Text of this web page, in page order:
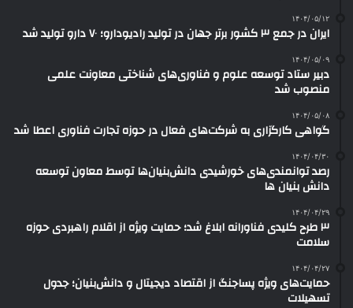
۱۴۰۴/۰۵/۱۲
ایران در جمع ۳ کشور برتر جهان در تولید رادیودارو؛ ۷۰ دارو تولید شد
۱۴۰۴/۰۵/۰۹
دبیر ستاد توسعه علوم و فناوری‌های شناختی معاونت علمی
منصوب شد
۱۴۰۴/۰۵/۰۸
گواهی کارگزاری به شرکت‌های فعال در حوزه تجارت فناوری اعطا شد
۱۴۰۴/۰۴/۳۰
رصد توانمندی‌های خورشیدی دانش‌بنیان‌ها توسط معاون توسعه
دانش‌ بنیان ها
۱۴۰۴/۰۴/۲۹
۳ طرح کلیدی فناورانه ابلاغ شد؛ حمایت ویژه از اقلام راهبردی حوزه
سلامت
۱۴۰۴/۰۴/۲۷
حمایت‌های ویژه پساجنگ از اقتصاد دیجیتال و دانش‌بنیان؛ جدول
تسهیلات